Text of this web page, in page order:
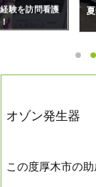
て
オゾン発生器
この度厚木市の